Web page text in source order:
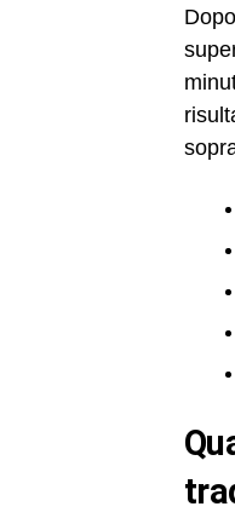
quattro figlie: esperienza collettiva oltre il documentario